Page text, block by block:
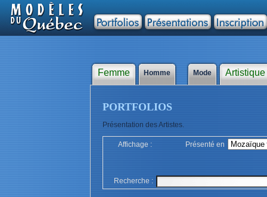
Femme Homme Mode Artistique
PORTFOLIOS
Présentation des Artistes.
Affichage : Présenté en
Recherche :